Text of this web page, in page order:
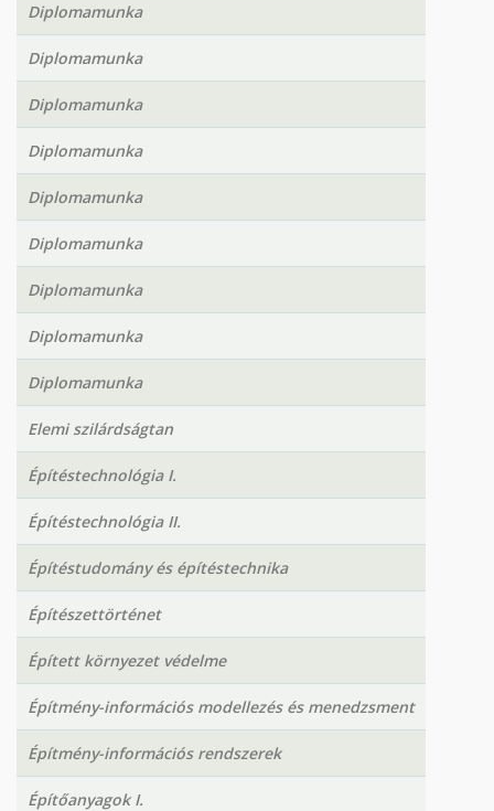
Diplomamunka
Diplomamunka
Diplomamunka
Diplomamunka
Diplomamunka
Diplomamunka
Diplomamunka
Diplomamunka
Diplomamunka
Elemi szilárdságtan
Építéstechnológia I.
Építéstechnológia II.
Építéstudomány és építéstechnika
Építészettörténet
Épített környezet védelme
Építmény-információs modellezés és menedzsment
Építmény-információs rendszerek
Építőanyagok I.